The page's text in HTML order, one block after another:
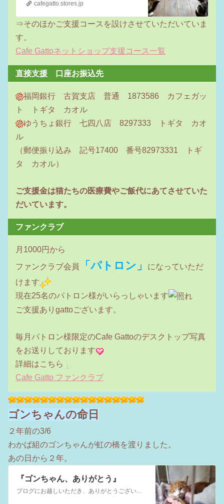
cafegatto.stores.jp
⇒そのほかご支援コースを設けさせていただいていま
す。
Cafe Gattoネットショップ支援コース一覧
直接支援 口座お振込先
福岡銀行 古賀支店 普通 1873586 カフェガッ
ト トギタ カオル
ゆうちょ銀行 七四八店 8297333 トギタ カオ
ル
（郵便振り込み 記号17400 番号82973331 トギ
タ カオル）
ご支援金は猫たちの医療費やご飯代にあてさせていた
だいています。
ファンクラブ
月1000円から
ファンクラブ会員
「パトロン」
になっていただ
けます
現在25名のパトロン様がいらっしゃいます
ご支援ありgattoございます。
毎月パトロン様限定のCafe Gattoのデスクトップ写真
をお送りしております
詳細はこちら
Cafe Gatto ファンクラブ
ゴンちゃんの命日
２年前の3/6
わかば組のゴンちゃんが虹の橋を渡りました。
あの日から２年。
『ゴンちゃん、ありがとう』
ブログにお越しいただき、ありがとうございます。 このブログは福岡の猫カフェ里親募集型保護猫×古民家カフェ『Ｃａｆｅ Ｇａｔｔｏ』の日常をつづったブログです。 …